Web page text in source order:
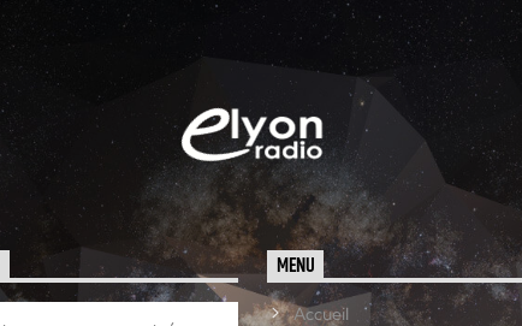
MENU
Accueil